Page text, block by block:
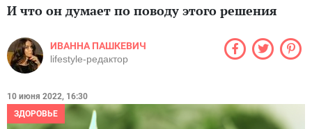
И что он думает по поводу этого решения
ИВАННА ПАШКЕВИЧ
lifestyle-редактор
10 июня 2022, 16:30
ЗДОРОВЬЕ